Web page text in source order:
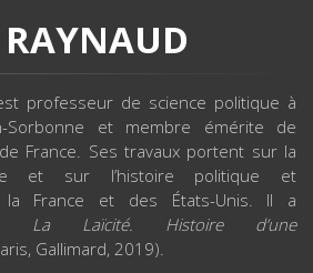
professeur de science politique à
Sorbonne et membre émérite de
France. Ses travaux portent sur la
et sur l’histoire politique et
la France et des États-Unis. Il a
La Laïcité. Histoire d’une
Gallimard, 2019).